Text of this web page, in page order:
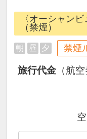
でお寛ぎ
☆宿泊者
・マハイ
営業時間
9:45)/
・屋内
・系列
ス：ア
ヤルビュ
〈オーシャン
（禁煙）
朝 昼 夕 禁煙
旅行代金 （航